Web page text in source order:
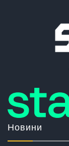
Новини